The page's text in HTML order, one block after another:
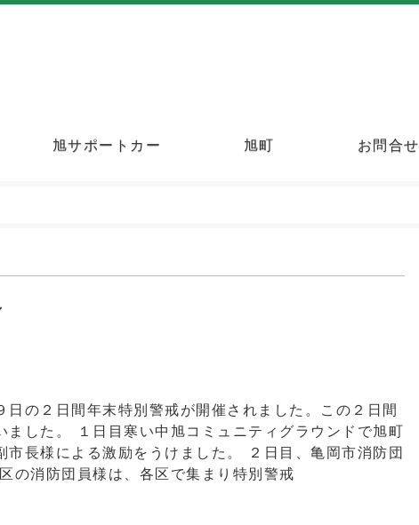
旭サポートカー 旭町 お問合せ
の２日間年末特別警戒が開催されました。この２日間
した。 １日目寒い中旭コミュニティグラウンドで旭町
長様による激励をうけました。 ２日目、亀岡市消防団
の消防団員様は、各区で集まり特別警戒